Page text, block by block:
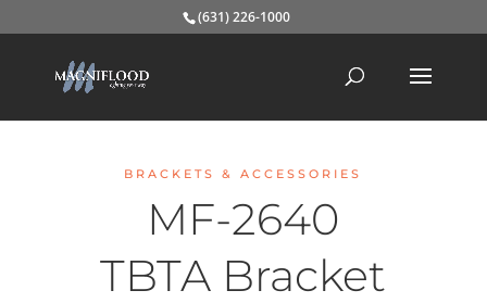
(631) 226-1000
BRACKETS & ACCESSORIES
MF-2640
TBTA Bracket